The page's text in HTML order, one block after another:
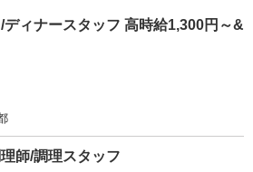
ィナースタッフ 高時給1,300円～&
師/調理スタッフ